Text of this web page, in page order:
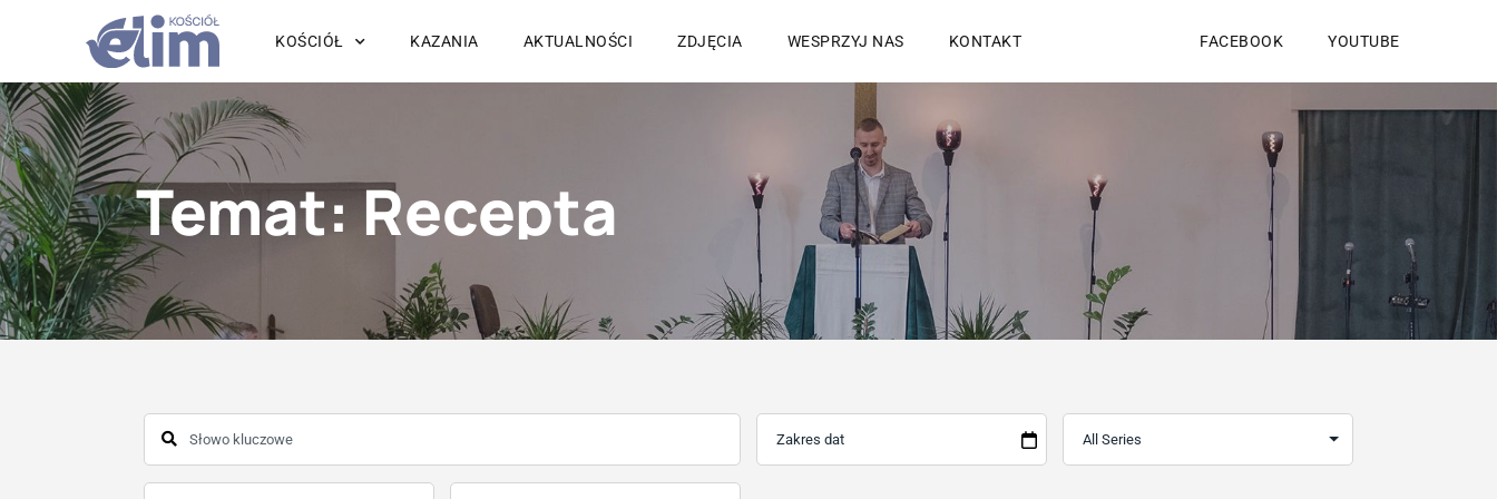
KOŚCIÓŁ KAZANIA AKTUALNOŚCI ZDJĘCIA WESPRZYJ NAS KONTAKT FACEBOOK YOUTUBE
Temat: Recepta